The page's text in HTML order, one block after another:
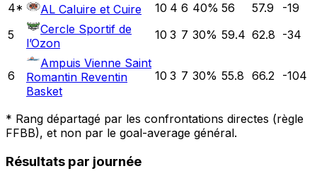
4* AL Caluire et Cuire 10 4 6 40% 56 57.9
-19
5
Cercle Sportif de
l’Ozon
10 3 7 30% 59.4 62.8 -34
6
Ampuis Vienne Saint
Romantin Reventin
Basket
10 3 7 30% 55.8 66.2 -104
* Rang départagé par les confrontations directes (règle
FFBB), et non par le goal-average général.
Résultats par journée